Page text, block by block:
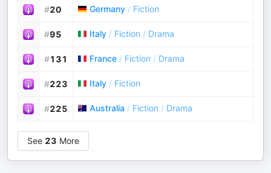
#20 Germany / Fiction
#95 Italy / Fiction / Drama
#131 France / Fiction / Drama
#223 Italy / Fiction
#225 Australia / Fiction / Drama
See 23 More